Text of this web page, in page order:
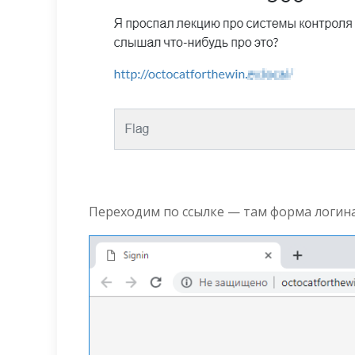
Переходим по ссылке — там форма